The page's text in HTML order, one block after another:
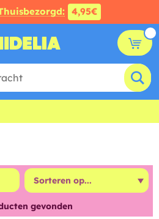
4,95€
gevonden